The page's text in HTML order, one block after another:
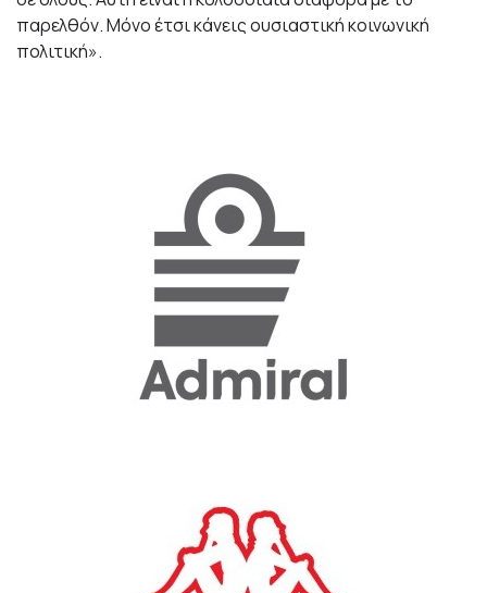
παρελθόν. Μόνο έτσι κάνεις ουσιαστική κοινωνική
πολιτική».